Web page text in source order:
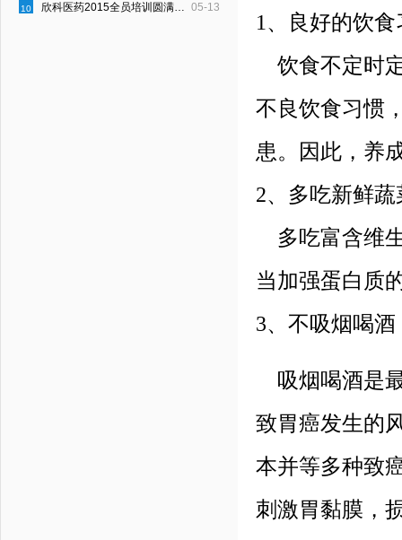
05-13
10 欣科医药2015全员培训圆满结束
1、良好的饮食
饮食不定时
不良饮食习惯
患。因此，养
2、多吃新鲜
多吃富含维
当加强蛋白质
3、不吸烟喝酒
吸烟喝酒是
致胃癌发生的
本并等多种致
刺激胃黏膜，